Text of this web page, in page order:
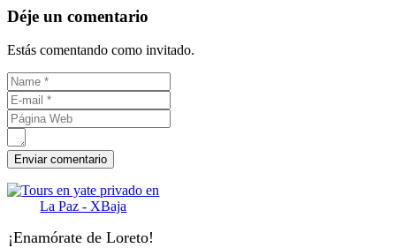
Déje un comentario
Estás comentando como invitado.
¡Enamórate de Loreto!